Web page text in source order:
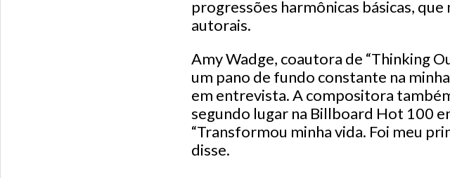
progressões harmônicas básicas,
autorais.
Amy Wadge, coautora de “Thinking
um pano de fundo constante na
em entrevista. A compositora
segundo lugar na Billboard Hot 100
“Transformou minha vida. Foi meu
disse.